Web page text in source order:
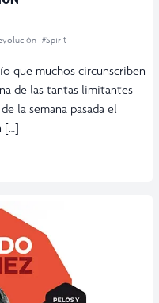
#Spirit
que muchos circunscriben
de las tantas limitantes
la semana pasada el
[…]